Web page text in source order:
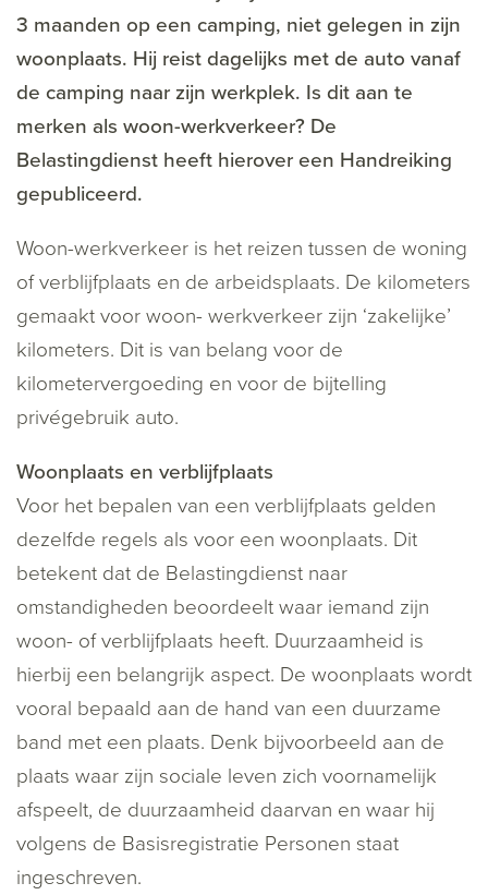
3 maanden op een camping, niet gelegen in zijn
woonplaats. Hij reist dagelijks met de auto vanaf
de camping naar zijn werkplek. Is dit aan te
merken als woon-werkverkeer? De
Belastingdienst heeft hierover een Handreiking
gepubliceerd.
Woon-werkverkeer is het reizen tussen de woning
of verblijfplaats en de arbeidsplaats. De kilometers
gemaakt voor woon- werkverkeer zijn ‘zakelijke’
kilometers. Dit is van belang voor de
kilometervergoeding en voor de bijtelling
privégebruik auto.
Woonplaats en verblijfplaats
Voor het bepalen van een verblijfplaats gelden
dezelfde regels als voor een woonplaats. Dit
betekent dat de Belastingdienst naar
omstandigheden beoordeelt waar iemand zijn
woon- of verblijfplaats heeft. Duurzaamheid is
hierbij een belangrijk aspect. De woonplaats wordt
vooral bepaald aan de hand van een duurzame
band met een plaats. Denk bijvoorbeeld aan de
plaats waar zijn sociale leven zich voornamelijk
afspeelt, de duurzaamheid daarvan en waar hij
volgens de Basisregistratie Personen staat
ingeschreven.